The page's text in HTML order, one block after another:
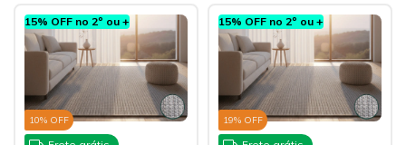
15% OFF no 2º ou +
10% OFF
15% OFF no 2º ou +
19% OFF